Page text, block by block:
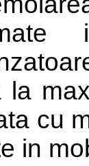
la
cu
in